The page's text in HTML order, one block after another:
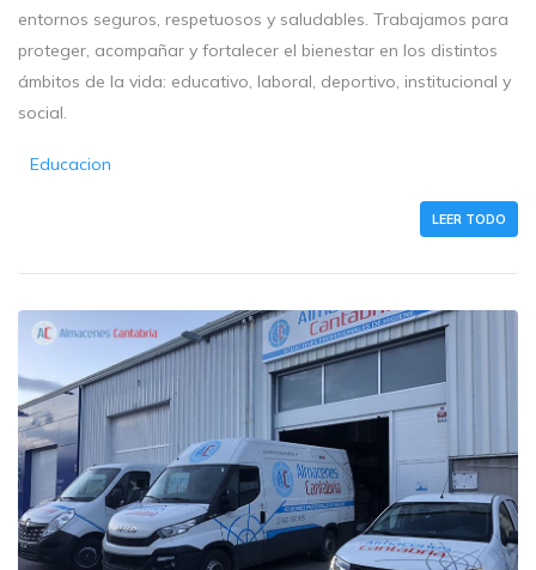
entornos seguros, respetuosos y saludables. Trabajamos para
proteger, acompañar y fortalecer el bienestar en los distintos
ámbitos de la vida: educativo, laboral, deportivo, institucional y
social.
Educacion
LEER TODO